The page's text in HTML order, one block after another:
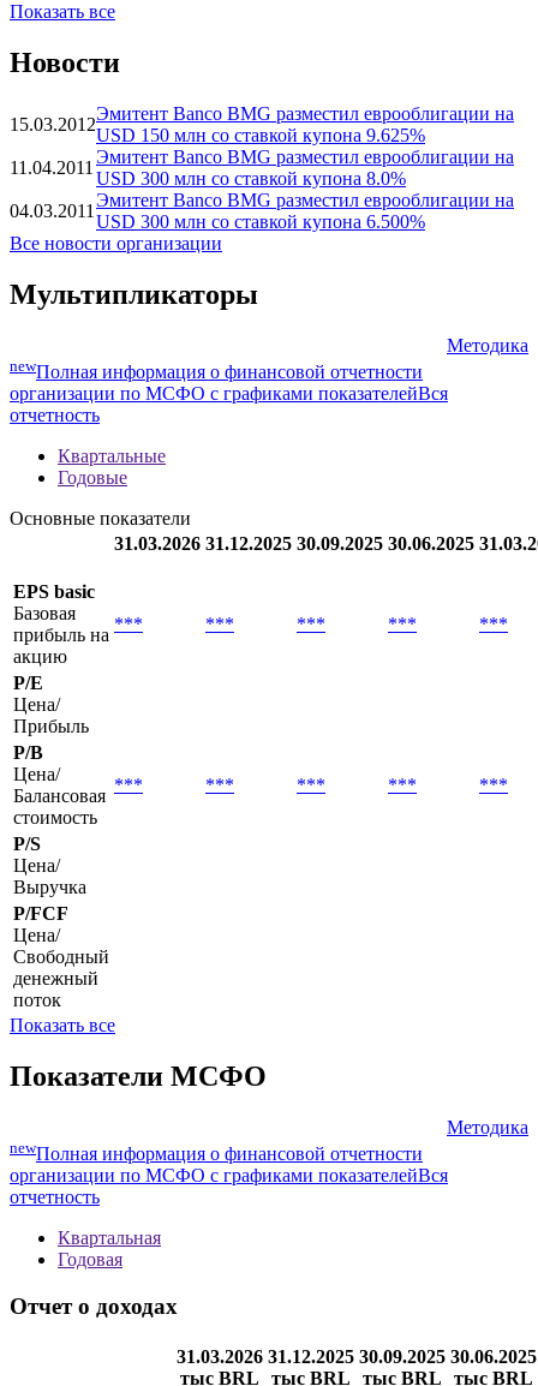
Показать все
Новости
15.03.2012
Эмитент Banco BMG разместил еврооблигации на
USD 150 млн со ставкой купона 9.625%
11.04.2011
Эмитент Banco BMG разместил еврооблигации на
USD 300 млн со ставкой купона 8.0%
04.03.2011
Эмитент Banco BMG разместил еврооблигации на
USD 300 млн со ставкой купона 6.500%
Все новости организации
Мультипликаторы
Методика
newПолная информация о финансовой отчетности
организации по МСФО с графиками показателейВся
отчетность
Квартальные
Годовые
Основные показатели
31.03.2026 31.12.2025 30.09.2025 30.06.2025
EPS basic
Базовая
прибыль на
акцию
*** *** *** *** ***
P/E
Цена/
Прибыль
P/B
Цена/
Балансовая
стоимость
*** *** *** *** ***
P/S
Цена/
Выручка
P/FCF
Цена/
Свободный
денежный
поток
Показать все
Показатели МСФО
Методика
newПолная информация о финансовой отчетности
организации по МСФО с графиками показателейВся
отчетность
Квартальная
Годовая
Отчет о доходах
31.03.2026
тыс BRL
31.12.2025
тыс BRL
30.09.2025
тыс BRL
30.06.2025
тыс BRL